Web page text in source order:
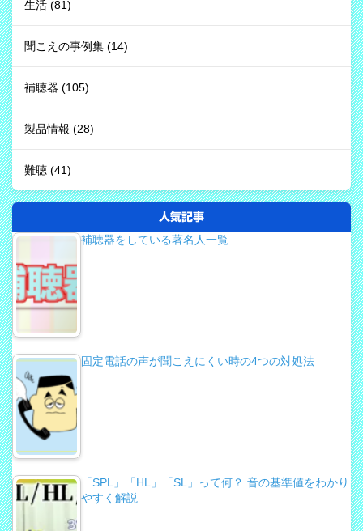
生活 (81)
聞こえの事例集 (14)
補聴器 (105)
製品情報 (28)
難聴 (41)
人気記事
補聴器をしている著名人一覧
固定電話の声が聞こえにくい時の4つの対処法
「SPL」「HL」「SL」って何？ 音の基準値をわかり
やすく解説